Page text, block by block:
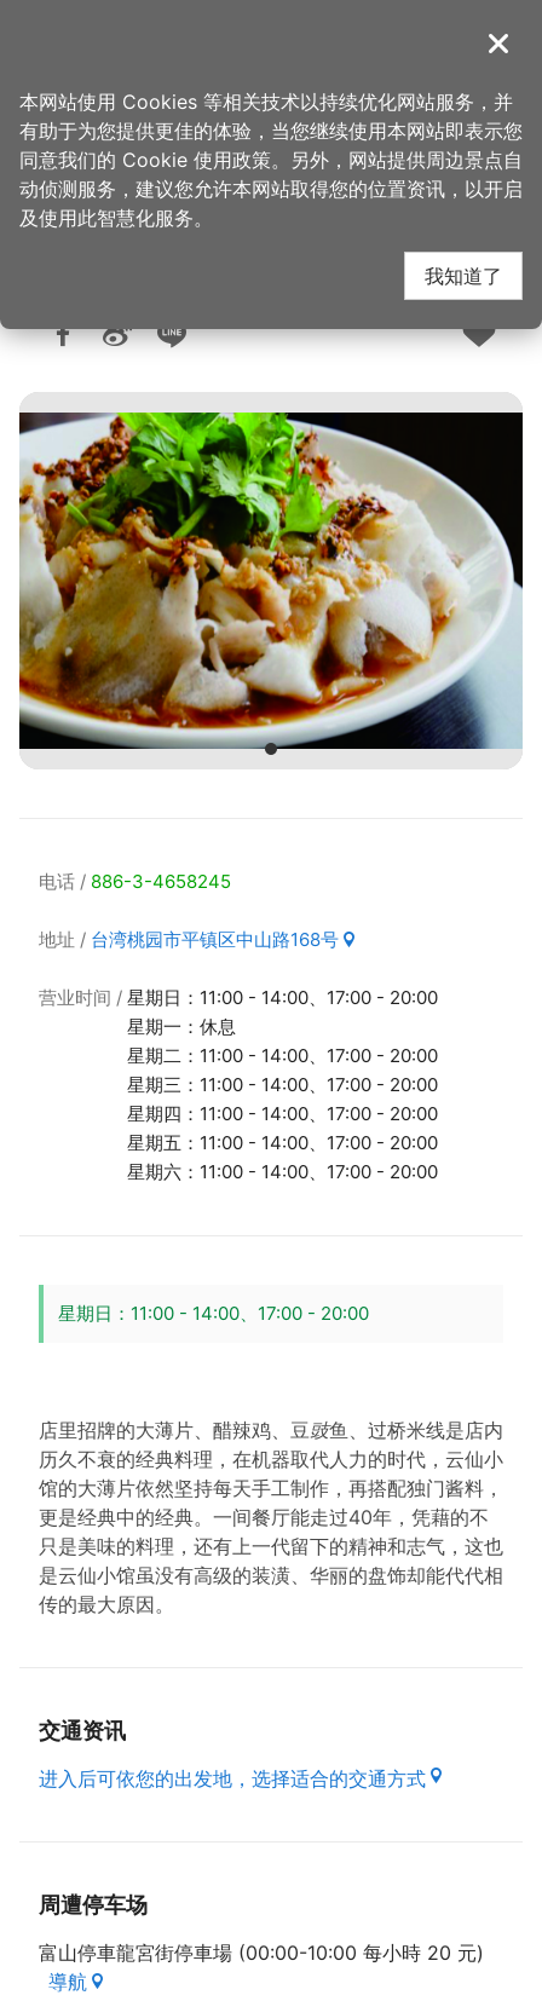
導覽
首页 > 想去的地方 > 美食、购物 > 美食快搜
光复云仙小馆
人气：1.1万
电话 886-3-4658245
地址 台湾桃园市平镇区中山路168号
营业时间
星期日：11:00 - 14:00、17:00 - 20:00
星期一：休息
星期二：11:00 - 14:00、17:00 - 20:00
星期三：11:00 - 14:00、17:00 - 20:00
星期四：11:00 - 14:00、17:00 - 20:00
星期五：11:00 - 14:00、17:00 - 20:00
星期六：11:00 - 14:00、17:00 - 20:00
星期日：11:00 - 14:00、17:00 - 20:00
店里招牌的大薄片、醋辣鸡、豆豉鱼、过桥米线是店内
历久不衰的经典料理，在机器取代人力的时代，云仙小
馆的大薄片依然坚持每天手工制作，再搭配独门酱料，
更是经典中的经典。一间餐厅能走过40年，凭藉的不
只是美味的料理，还有上一代留下的精神和志气，这也
是云仙小馆虽没有高级的装潢、华丽的盘饰却能代代相
传的最大原因。
交通资讯
进入后可依您的出发地，选择适合的交通方式
周遭停车场
富山停車龍宮街停車場 (00:00-10:00 每小時 20 元)
導航
关闭
本网站使用 Cookies 等相关技术以持续优化网站服务，并
有助于为您提供更佳的体验，当您继续使用本网站即表示您
同意我们的 Cookie 使用政策。另外，网站提供周边景点自
动侦测服务，建议您允许本网站取得您的位置资讯，以开启
及使用此智慧化服务。
我知道了